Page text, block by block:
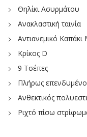
Θηλίκι Ασυρμάτου
Ανακλαστική ταινία
Αντιανεμικό
Κρίκος D
9 Τσέπες
Πλήρως επενδυμένο
Ανθεκτικός
Ριχτό πίσω